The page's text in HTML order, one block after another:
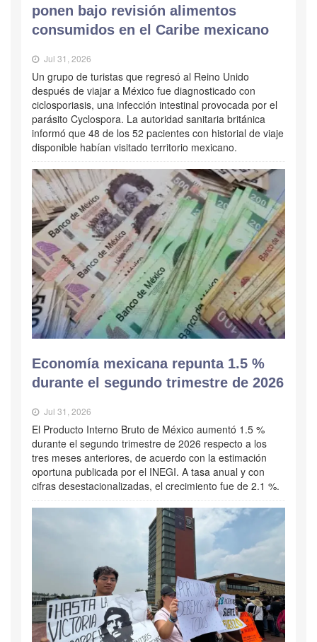
ponen bajo revisión alimentos
consumidos en el Caribe mexicano
Jul 31, 2026
Un grupo de turistas que regresó al Reino Unido
después de viajar a México fue diagnosticado con
ciclosporiasis, una infección intestinal provocada por el
parásito Cyclospora. La autoridad sanitaria británica
informó que 48 de los 52 pacientes con historial de viaje
disponible habían visitado territorio mexicano.
Economía mexicana repunta 1.5 %
durante el segundo trimestre de 2026
Jul 31, 2026
El Producto Interno Bruto de México aumentó 1.5 %
durante el segundo trimestre de 2026 respecto a los
tres meses anteriores, de acuerdo con la estimación
oportuna publicada por el INEGI. A tasa anual y con
cifras desestacionalizadas, el crecimiento fue de 2.1 %.